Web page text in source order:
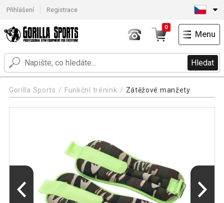
Přihlášení Registrace
Hledat
0
Menu
Gorilla Sports Funkční trénink Zátěžové manžety